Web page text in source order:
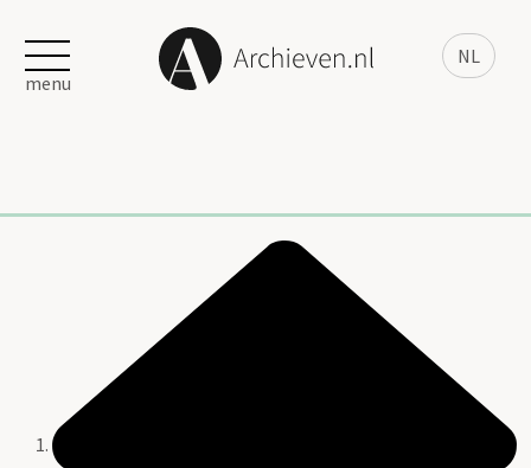
NL
menu